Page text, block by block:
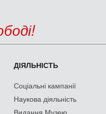
ДІЯЛЬНІСТЬ
Соціальні кампанії
Наукова діяльність
Видання Музею